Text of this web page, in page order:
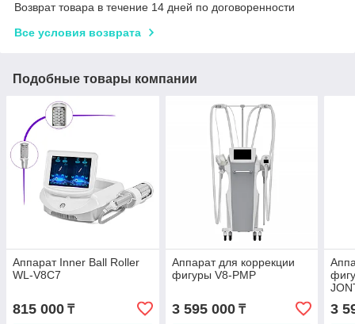
Возврат товара в течение 14 дней по договоренности
Все условия возврата
Подобные товары компании
Аппарат Inner Ball Roller
WL-V8C7
815 000 ₸
Аппарат для коррекции
фигуры V8-PMP
3 595 000₸ 3